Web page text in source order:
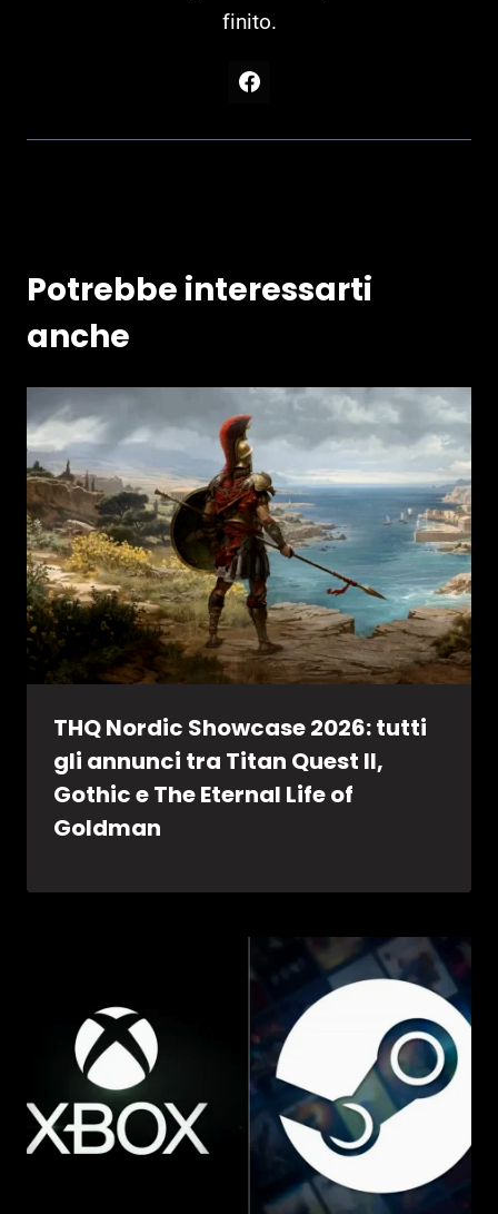
finito.
Potrebbe interessarti
anche
THQ Nordic Showcase 2026: tutti
gli annunci tra Titan Quest II,
Gothic e The Eternal Life of
Goldman